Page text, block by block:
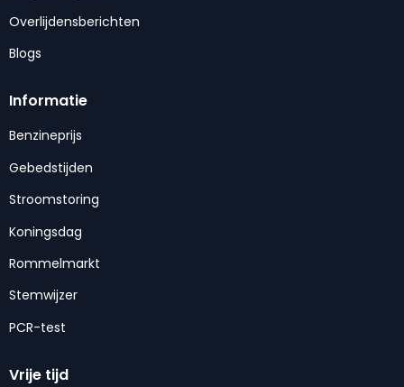
Overlijdensberichten
Blogs
Informatie
Benzineprijs
Gebedstijden
Stroomstoring
Koningsdag
Rommelmarkt
Stemwijzer
PCR-test
Vrije tijd